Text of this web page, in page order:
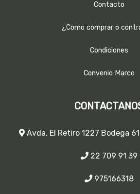
Contacto
¿Como comprar o
Condiciones
Convenio Marco
Avda. El Retiro 1227 Bodega
22 709 91 39
975166318